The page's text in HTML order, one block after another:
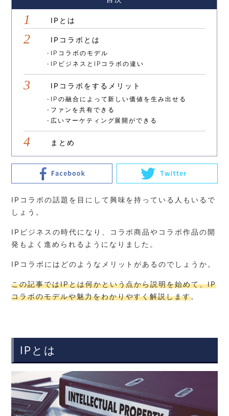
IPとは
IPコラボとは
IPコラボのモデル
IPビジネスとIPコラボの違い
IPコラボをするメリット
IPの融合によって新しい価値を生み出せる
ファンを共有できる
広いマーケティング展開ができる
まとめ
IPコラボの話題を目にして興味を持っている人もいるで
しょう。
IPビジネスの時代になり、コラボ商品やコラボ作品の開
発もよく進められるようになりました。
IPコラボにはどのようなメリットがあるのでしょうか。
この記事ではIPとは何かという点から説明を始めて、IP
コラボのモデルや魅力をわかりやすく解説します。
IPとは